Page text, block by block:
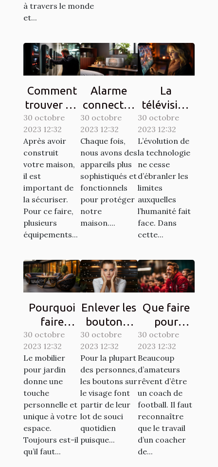
à travers le monde
et...
Comment
trouver un
interphone
d’une
bonne
qualité ?
30 octobre
2023 12:32
Après avoir
construit
votre maison,
il est
important de
la sécuriser.
Pour ce faire,
plusieurs
équipements...
Alarme
connectée
: comment
ça
marche ?
30 octobre
2023 12:32
Chaque fois,
nous avons des
appareils plus
sophistiqués et
fonctionnels
pour protéger
notre
maison....
La
télévision
sur une
tablette,
est-elle
possible ?
30 octobre
2023 12:32
L’évolution de
la technologie
ne cesse
d’ébranler les
limites
auxquelles
l’humanité fait
face. Dans
cette...
Pourquoi
faire
confiance
à la société
ATECH
pour son
mobilier de
jardin ?
30 octobre
2023 12:32
Le mobilier
pour jardin
donne une
touche
personnelle et
unique à votre
espace.
Toujours est-il
qu’il faut...
Enlever les
boutons :
comment
s’y
prendre ?
30 octobre
2023 12:32
Pour la plupart
des personnes,
les boutons sur
le visage font
partir de leur
lot de souci
quotidien
puisque...
Que faire
pour
devenir un
bon coach
de
football ?
30 octobre
2023 12:32
Beaucoup
d’amateurs
rêvent d’être
un coach de
football. Il faut
reconnaître
que le travail
d’un coacher
de...